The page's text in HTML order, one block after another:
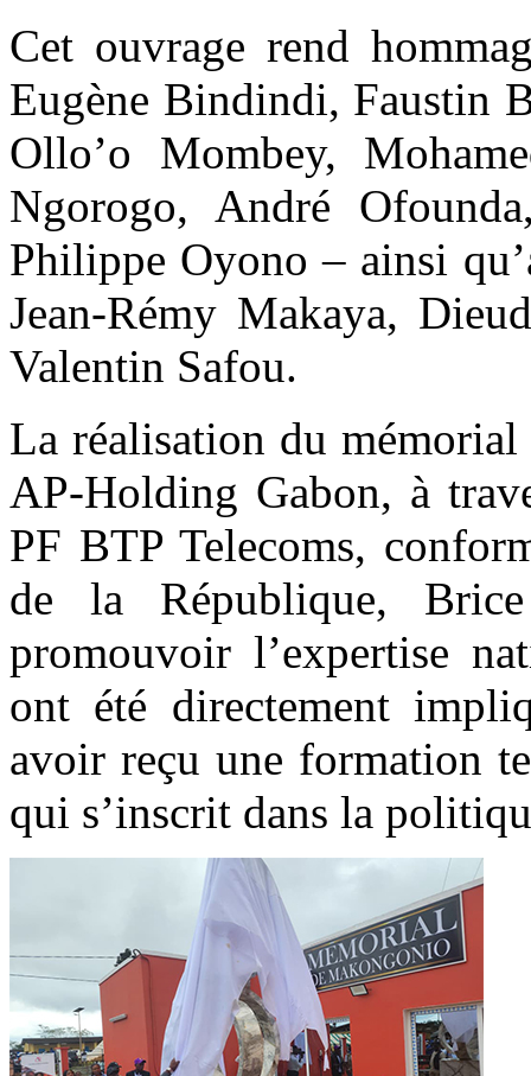
Cet ouvrage rend
Eugène Bindindi, Faustin
Ollo’o Mombey,
Ngorogo, André
Philippe Oyono – ainsi
Jean-Rémy Makaya,
Valentin Safou.
La réalisation du mémorial
AP-Holding Gabon, à
PF BTP Telecoms,
de la République,
promouvoir l’expertise
ont été directement
avoir reçu une formation
qui s’inscrit dans la